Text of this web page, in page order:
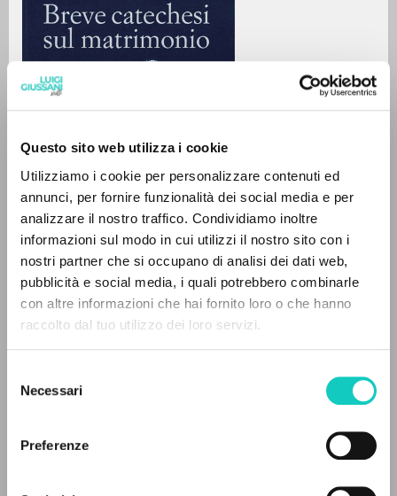
Questo sito web utilizza i cookie
Utilizziamo i cookie per personalizzare contenuti ed
annunci, per fornire funzionalità dei social media e per
analizzare il nostro traffico. Condividiamo inoltre
informazioni sul modo in cui utilizzi il nostro sito con i
nostri partner che si occupano di analisi dei dati web,
pubblicità e social media, i quali potrebbero combinarle
con altre informazioni che hai fornito loro o che hanno
raccolto dal tuo utilizzo dei loro servizi.
delNecessari
Preferenze
Giussani Luigi Autore
Sicari AntonioAutore
Jaca Book
Pagine: 19
0DOCUMENTI TROVATI
RISULTATI SUCCESSIVI